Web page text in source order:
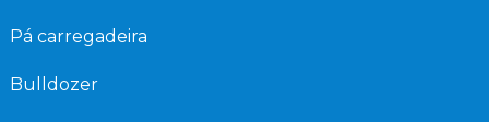
Pá carregadeira
Bulldozer